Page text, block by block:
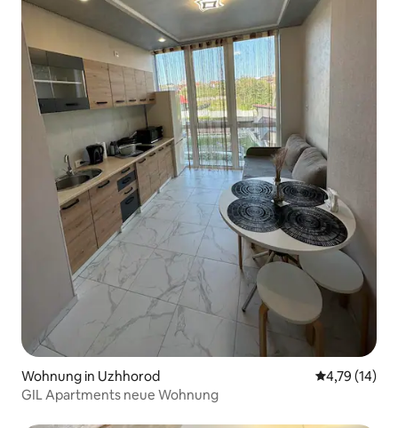
Wohnung in Uzhhorod
4,79 (14)
GIL Apartments neue Wohnung